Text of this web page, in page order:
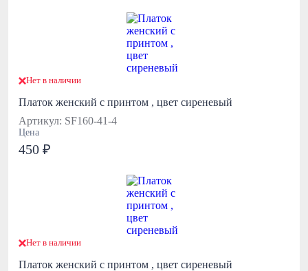
Нет в наличии
Платок женский с принтом , цвет сиреневый
Артикул: SF160-41-4
Цена
450 ₽
Нет в наличии
Платок женский с принтом , цвет сиреневый